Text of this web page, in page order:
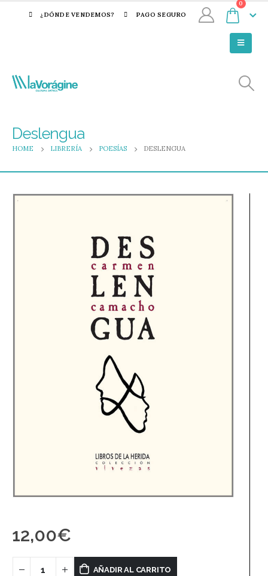
¿DÓNDE VENDEMOS? PAGO SEGURO
0
Deslengua
HOME LIBRERÍA POESÍAS DESLENGUA
12,00€
AÑADIR AL CARRITO